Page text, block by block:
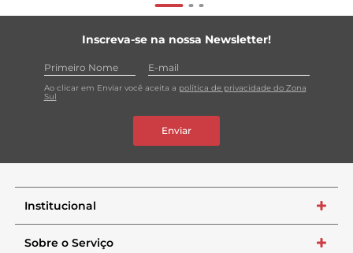
Inscreva-se na nossa Newsletter!
Ao clicar em Enviar você aceita a política de privacidade do Zona
Sul
Enviar
Institucional +
Sobre o Serviço +